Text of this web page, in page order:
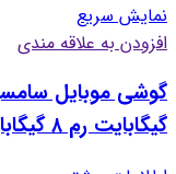
نمایش سریع
افزودن به علاقه مندی
گیگابایت رم ۸ گیگابایت &#۸۲۱۱; ویتنام